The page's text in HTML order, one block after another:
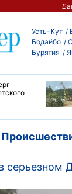
Усть-Кут
Бодайбо
Бурятия
серьезном